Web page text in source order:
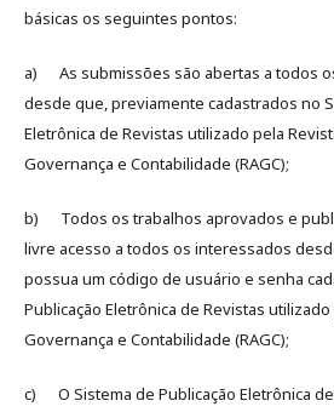
básicas os seguintes pontos:
a) As submissões são abertas a todos
desde que, previamente cadastrados no
Eletrônica de Revistas utilizado pela
Governança e Contabilidade (RAGC);
b) Todos os trabalhos aprovados e
livre acesso a todos os interessados
possua um código de usuário e senha
Publicação Eletrônica de Revistas
Governança e Contabilidade (RAGC);
c) O Sistema de Publicação Eletrônica